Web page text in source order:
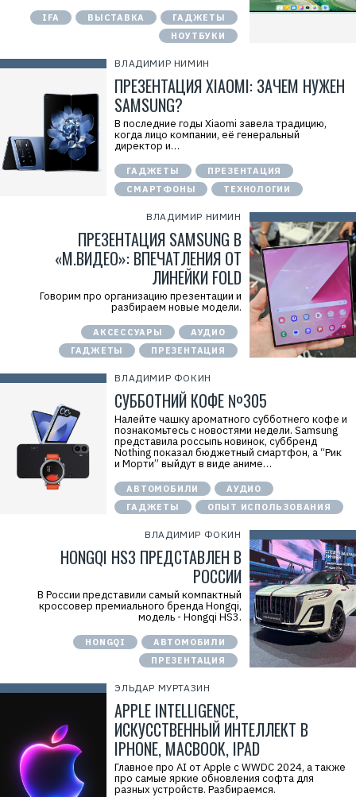
IFA ВЫСТАВКА
ГАДЖЕТЫ
НОУТБУКИ
ВЛАДИМИР НИМИН
ПРЕЗЕНТАЦИЯ XIAOMI: ЗАЧЕМ НУЖЕН
SAMSUNG?
В последние годы Xiaomi завела традицию,
когда лицо компании, её генеральный
директор и…
ГАДЖЕТЫ
ПРЕЗЕНТАЦИЯ
СМАРТФОНЫ
ТЕХНОЛОГИИ
ВЛАДИМИР НИМИН
ПРЕЗЕНТАЦИЯ SAMSUNG В
«М.ВИДЕО»: ВПЕЧАТЛЕНИЯ ОТ
ЛИНЕЙКИ FOLD
Говорим про организацию презентации и
разбираем новые модели.
АКСЕССУАРЫ
АУДИО
ГАДЖЕТЫ
ПРЕЗЕНТАЦИЯ
ВЛАДИМИР ФОКИН
СУББОТНИЙ КОФЕ №305
Налейте чашку ароматного субботнего кофе и
познакомьтесь с новостями недели. Samsung
представила россыпь новинок, суббренд
Nothing показал бюджетный смартфон, а “Рик
и Морти” выйдут в виде аниме…
АВТОМОБИЛИ
АУДИО
ГАДЖЕТЫ
ОПЫТ ИСПОЛЬЗОВАНИЯ
ВЛАДИМИР ФОКИН
HONGQI HS3 ПРЕДСТАВЛЕН В
РОССИИ
В России представили самый компактный
кроссовер премиального бренда Hongqi,
модель - Hongqi HS3.
HONGQI
АВТОМОБИЛИ
ПРЕЗЕНТАЦИЯ
ЭЛЬДАР МУРТАЗИН
APPLE INTELLIGENCE,
ИСКУССТВЕННЫЙ ИНТЕЛЛЕКТ В
IPHONE, MACBOOK, IPAD
Главное про AI от Apple с WWDC 2024, а также
про самые яркие обновления софта для
разных устройств. Разбираемся.